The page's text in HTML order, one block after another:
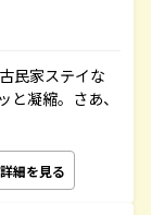
民家ステイな
凝縮。さあ、
詳細を見る